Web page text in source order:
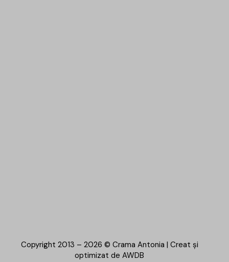
Copyright 2013 – 2026 © Crama Antonia | Creat și
optimizat de AWDB